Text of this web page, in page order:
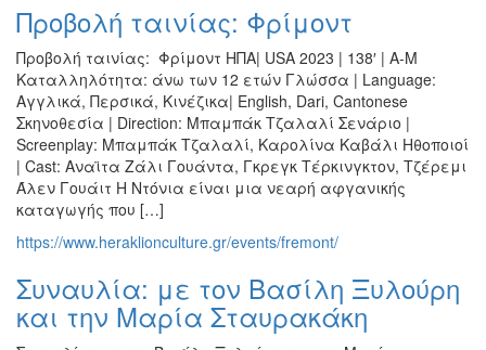
για
Παιδιά
Άλλες
Εκδηλώσεις
ΤΟΠΟΣ
ΔΗΜΟΣ
ΠΟΛΙΤΙΣΜΟΣ
Προβολή ταινίας: Φρίμοντ
Προβολή ταινίας: Φρίμοντ ΗΠΑ| USA 2023 | 138′ | A-M
Καταλληλότητα: άνω των 12 ετών Γλώσσα | Language:
Αγγλικά, Περσικά, Κινέζικα| English, Dari, Cantonese
Σκηνοθεσία | Direction: Μπαμπάκ Τζαλαλί Σενάριο |
Screenplay: Μπαμπάκ Τζαλαλί, Καρολίνα Καβάλι Ηθοποιοί
| Cast: Αναϊτα Ζάλι Γουάντα, Γκρεγκ Τέρκινγκτον, Τζέρεμι
Άλεν Γουάιτ Η Ντόνια είναι μια νεαρή αφγανικής
καταγωγής που […]
https://www.heraklionculture.gr/events/fremont/
Συναυλία: με τον Βασίλη Ξυλούρη
και την Μαρία Σταυρακάκη